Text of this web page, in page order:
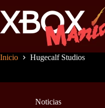
al
contenido
Inicio Hugecalf Studios
Noticias